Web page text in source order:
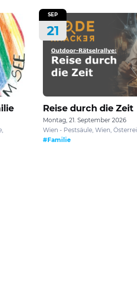
SEP
21
Reise durch die Zeit
Montag, 21. September 2026
Wien - Pestsäule, Wien,
#Familie